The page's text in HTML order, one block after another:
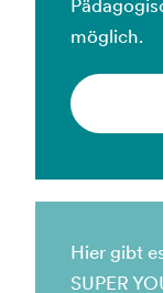
möglich.
Hier gibt
SUPER